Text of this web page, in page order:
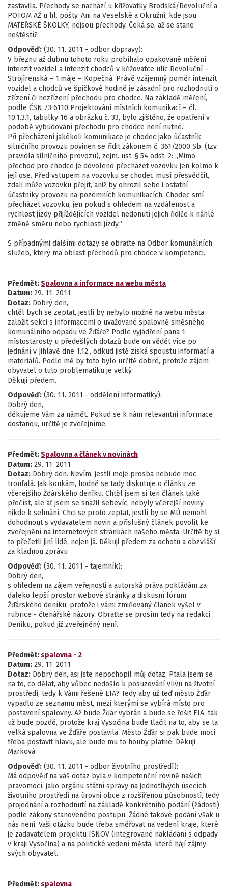
zastavila. Přechody se nachází u křižovatky Brodská/Revoluční a
POTOM AŽ u hl. pošty. Ani na Veselské a Okružní, kde jsou
MATEŘSKÉ ŠKOLKY, nejsou přechody. Čeká se, až se stane
neštěstí?
Odpověď: (30. 11. 2011 - odbor dopravy):
V březnu až dubnu tohoto roku probíhalo opakované měření
intenzit vozidel a intenzit chodců v křižovatce ulic Revoluční –
Strojírenská – 1.máje – Kopečná. Právě vzájemný poměr intenzit
vozidel a chodců ve špičkové hodině je zásadní pro rozhodnutí o
zřízení či nezřízení přechodu pro chodce. Na základě měření,
podle ČSN 73 6110 Projektování místních komunikací – čl.
10.1.3.1, tabulky 16 a obrázku č. 33, bylo zjištěno, že opatření v
podobě vybudování přechodu pro chodce není nutné.
Při přecházení jakékoli komunikace je chodec jako účastník
silničního provozu povinen se řídit zákonem č. 361/2000 Sb. (tzv.
pravidla silničního provozu), zejm. ust. § 54 odst. 2: „Mimo
přechod pro chodce je dovoleno přecházet vozovku jen kolmo k
její ose. Před vstupem na vozovku se chodec musí přesvědčit,
zdali může vozovku přejít, aniž by ohrozil sebe i ostatní
účastníky provozu na pozemních komunikacích. Chodec smí
přecházet vozovku, jen pokud s ohledem na vzdálenost a
rychlost jízdy přijíždějících vozidel nedonutí jejich řidiče k náhlé
změně směru nebo rychlosti jízdy.“
S případnými dalšími dotazy se obraťte na Odbor komunálních
služeb, který má oblast přechodů pro chodce v kompetenci.
Předmět:Spalovna a informace na webu města
Datum: 29. 11. 2011
Dotaz: Dobrý den,
chtěl bych se zeptat, jestli by nebylo možné na webu města
založit sekci s informacemi o uvažované spalovně směsného
komunálního odpadu ve Žďáře? Podle vyjádření pana 1.
místostarosty u předešlých dotazů bude on vědět více po
jednání v Jihlavě dne 1.12., odkud jistě získá spoustu informací a
materiálů. Podle mě by toto bylo určitě dobré, protože zájem
obyvatel o tuto problematiku je velký.
Děkuji předem.
Odpověď: (30. 11. 2011 - oddělení informatiky):
Dobrý den,
děkujeme Vám za námět. Pokud se k nám relevantní informace
dostanou, určitě je zveřejníme.
Předmět:Spalovna a článek v novinách
Datum: 29. 11. 2011
Dotaz: Dobrý den. Nevím, jestli moje prosba nebude moc
troufalá. Jak koukám, hodně se tady diskutuje o článku ze
včerejšího Žďárského deníku. Chtěl jsem si ten článek také
přečíst, ale ať jsem se snažil sebevíc, nebyly včerejší noviny
nikde k sehnání. Chci se proto zeptat, jestli by se MÚ nemohl
dohodnout s vydavatelem novin a příslušný článek povolit ke
zveřejnění na internetových stránkách našeho města. Určitě by si
to přečetli jiní lidé, nejen já. Děkuji předem za ochotu a obzvlášť
za kladnou zprávu
Odpověď: (30. 11. 2011 - tajemník):
Dobrý den,
s ohledem na zájem veřejnosti a autorská práva pokládám za
daleko lepší prostor webové stránky a diskusní fórum
Žďárského deníku, protože i vámi zmiňovaný článek vyšel v
rubrice - čtenářské názory. Obraťte se prosím tedy na redakci
Deníku, pokud již zveřejněný není.
Předmět:spalovna - 2
Datum: 29. 11. 2011
Dotaz: Dobrý den, asi jste nepochopil můj dotaz. Ptala jsem se
na to, co dělat, aby vůbec nedošlo k posuzování vlivu na životní
prostředí, tedy k Vámi řešené EIA? Tedy aby už teď město Žďár
vypadlo ze seznamu měst, mezi kterými se vybírá místo pro
postavení spalovny. Až bude Žďár vybrán a bude se řešit EIA, tak
už bude pozdě, protože kraj Vysočina bude tlačit na to, aby se ta
velká spalovna ve Žďáře postavila. Město Žďár si pak bude moci
třeba postavit hlavu, ale bude mu to houby platné. Děkuji
Marková
Odpověď: (30. 11. 2011 - odbor životního prostředí):
Má odpověď na váš dotaz byla v kompetenční rovině našich
pravomocí, jako orgánu státní správy na jednotlivých úsecích
životního prostředí na úrovni obce z rozšířenou působností, tedy
projednání a rozhodnutí na základě konkrétního podání (žádosti)
podle zákony stanoveného postupu. Žádné takové podání však u
nás není. Vaši otázku bude třeba směřovat na vedení kraje, které
je zadavatelem projektu ISNOV (integrované nakládání s odpady
v kraji Vysočina) a na politické vedení města, které hájí zájmy
svých obyvatel.
Předmět:spalovna